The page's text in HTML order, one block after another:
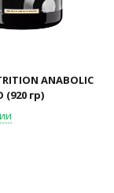
ANABOLIC
(920 гр)